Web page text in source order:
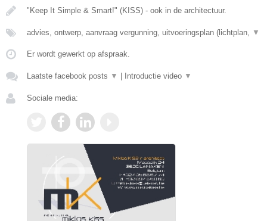
"Keep It Simple & Smart!" (KISS) - ook in de architectuur.
advies, ontwerp, aanvraag vergunning, uitvoeringsplan (lichtplan, ▼
Er wordt gewerkt op afspraak.
Laatste facebook posts ▼ Introductie video ▼
Sociale media: